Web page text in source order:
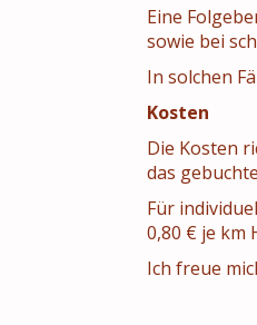
Eine
sowie bei
In solchen
Kosten
Die Kosten
das
Für
0,80 € je km
Ich freue